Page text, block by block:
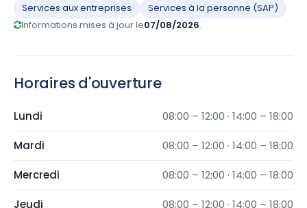
Services aux entreprises
Services à la personne (SAP)
Informations mises à jour le07/08/2026.
Horaires d'ouverture
Lundi 08:00 – 12:00 · 14:00 – 18:00
Mardi 08:00 – 12:00 · 14:00 – 18:00
Mercredi 08:00 – 12:00 · 14:00 – 18:00
Jeudi 08:00 – 12:00 · 14:00 – 18:00